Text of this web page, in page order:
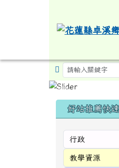
花蓮縣卓溪
左邊區域
好站推薦快
頁尾區域